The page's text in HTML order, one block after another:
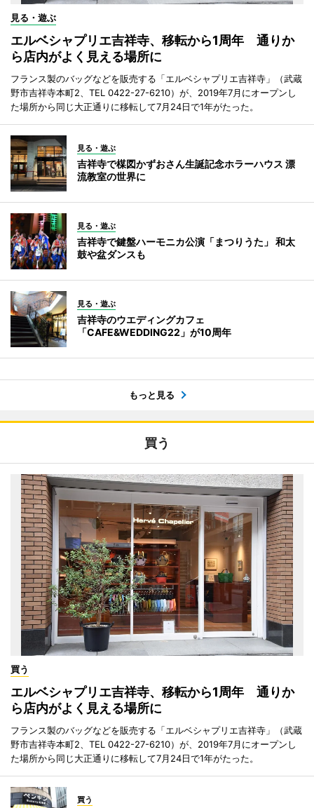
見る・遊ぶ
エルベシャプリエ吉祥寺、移転から1周年 通りか
ら店内がよく見える場所に
フランス製のバッグなどを販売する「エルベシャプリエ吉祥寺」（武蔵
野市吉祥寺本町2、TEL 0422-27-6210）が、2019年7月にオープンし
た場所から同じ大正通りに移転して7月24日で1年がたった。
見る・遊ぶ
吉祥寺で楳図かずおさん生誕記念ホラーハウス 漂
流教室の世界に
見る・遊ぶ
吉祥寺で鍵盤ハーモニカ公演「まつりうた」 和太
鼓や盆ダンスも
見る・遊ぶ
吉祥寺のウエディングカフェ
「CAFE&WEDDING22」が10周年
もっと見る
買う
買う
エルベシャプリエ吉祥寺、移転から1周年 通りか
ら店内がよく見える場所に
フランス製のバッグなどを販売する「エルベシャプリエ吉祥寺」（武蔵
野市吉祥寺本町2、TEL 0422-27-6210）が、2019年7月にオープンし
た場所から同じ大正通りに移転して7月24日で1年がたった。
買う